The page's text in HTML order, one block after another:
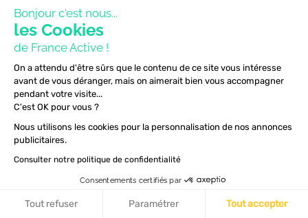
Bonjour c'est nous...
les Cookies
de France Active !
On a attendu d'être sûrs que le contenu de ce site vous intéresse
avant de vous déranger, mais on aimerait bien vous accompagner
pendant votre visite...
C'est OK pour vous ?
Nous utilisons les cookies pour la personnalisation de nos annonces
publicitaires.
Consulter notre politique de confidentialité
Consentements certifiés par
Tout refuser Paramétrer Tout accepter